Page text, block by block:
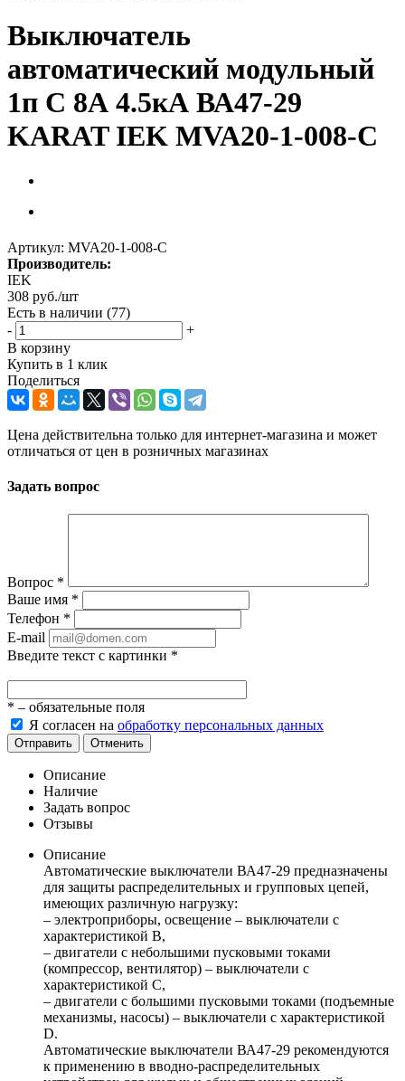
Выключатель
автоматический модульный
1п C 8А 4.5кА ВА47-29
KARAT IEK MVA20-1-008-C
Артикул: MVA20-1-008-C
Производитель:
IEK
308 руб./шт
Есть в наличии (77)
-
+
В корзину
Купить в 1 клик
Поделиться
Цена действительна только для интернет-магазина и может
отличаться от цен в розничных магазинах
Задать вопрос
Вопрос *
Ваше имя *
Телефон *
E-mail
Введите текст с картинки *
* – обязательные поля
Я согласен на обработку персональных данных
Отправить Отменить
Описание
Наличие
Задать вопрос
Отзывы
Описание
Автоматические выключатели ВА47-29 предназначены
для защиты распределительных и групповых цепей,
имеющих различную нагрузку:
– электроприборы, освещение – выключатели с
характеристикой В,
– двигатели с небольшими пусковыми токами
(компрессор, вентилятор) – выключатели с
характеристикой C,
– двигатели с большими пусковыми токами (подъемные
механизмы, насосы) – выключатели с характеристикой
D.
Автоматические выключатели ВА47-29 рекомендуются
к применению в вводно-распределительных